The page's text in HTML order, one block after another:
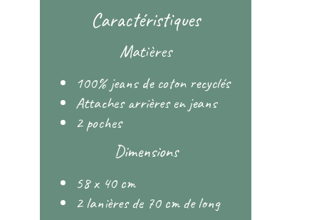
Caractéristiques
Matières
100% jeans de coton recyclés
Attaches arrières en jeans
2 poches
Dimensions
58 x 40 cm
2 lanières de 70 cm de long